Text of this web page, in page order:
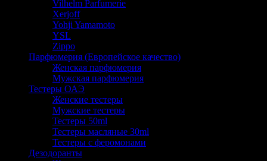
Vilhelm Parfumerie
Xerjoff
Yohji Yamamoto
YSL
Zippo
Парфюмерия (Европейское качество)
Женская парфюмерия
Мужская парфюмерия
Тестеры ОАЭ
Женские тестеры
Мужские тестеры
Тестеры 50ml
Тестеры масляные 30ml
Тестеры с феромонами
Дезодоранты